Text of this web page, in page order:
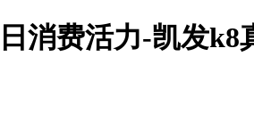
消费活力-凯发k8